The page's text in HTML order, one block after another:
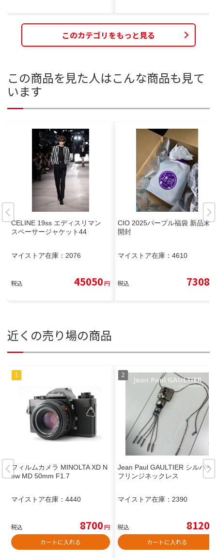
このカテゴリをもっと見る
この商品を見た人はこんな商品も見て
います
CELINE 19ss エディスリマン
スペーサージャケット44
マイストア在庫： 2076
税込 45050円
CIO 2025パープル福袋 新品未
開封
マイストア在庫： 4610
税込 7308
近くの売り場の商品
フィルムカメラ MINOLTA XD N
ew MD 50mm F1.7
マイストア在庫： 4440
税込 8700円
カートに入れる
Jean Paul GAULTIER シルバー
フリンジネックレス
マイストア在庫： 2390
税込 8120
カートに入れる